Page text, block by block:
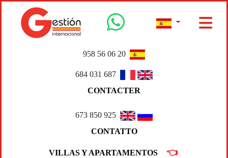
958 56 06 20
684 031 687
CONTACTER
673 850 925
CONTATTO
VILLAS Y APARTAMENTOS 👈